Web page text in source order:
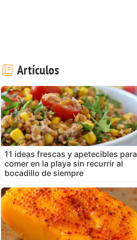
Artículos
11 ideas frescas y apetecibles para
comer en la playa sin recurrir al
bocadillo de siempre